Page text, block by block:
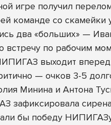
игре получил
команде со
два «больших» —
по рабочим
выходит вперед
— очков 3-5
Минина и Антона
зафиксировала
бы победу